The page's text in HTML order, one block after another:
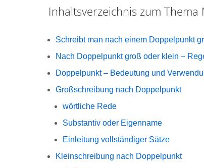
Inhaltsverzeichnis zum Thema
Schreibt man nach einem Doppelpunkt
Nach Doppelpunkt groß oder klein –
Doppelpunkt – Bedeutung und
Großschreibung nach Doppelpunkt
wörtliche Rede
Substantiv oder Eigenname
Einleitung vollständiger Sätze
Kleinschreibung nach Doppelpunkt